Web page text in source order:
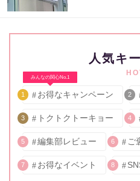
人気キ
みんなの関心No.1
1 お得なキャンペーン 2
3 トクトクトーキョー 4
5 編集部レビュー 6 ご
7 お得なイベント 8